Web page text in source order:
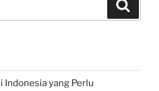
Indonesia yang Perlu